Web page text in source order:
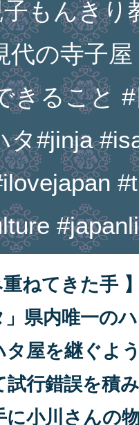
もんきり
代の寺子
きること
タ#jinja